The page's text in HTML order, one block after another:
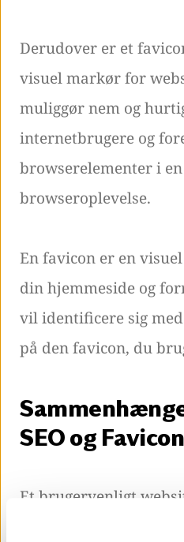
Derudover er et
visuel markør for
muliggør nem og
internetbrugere og
browserelementer i
browseroplevelse.
En favicon er en
din hjemmeside og
vil identificere sig
på den favicon, du
SEO og Favicon
Et brugervenligt
af et favicon, kan